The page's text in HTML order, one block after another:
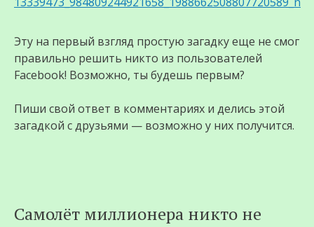
Эту на первый взгляд простую загадку еще не смог
правильно решить никто из пользователей
Facebook! Возможно, ты будешь первым?
Пиши свой ответ в комментариях и делись этой
загадкой с друзьями — возможно у них получится.
Самолёт миллионера никто не